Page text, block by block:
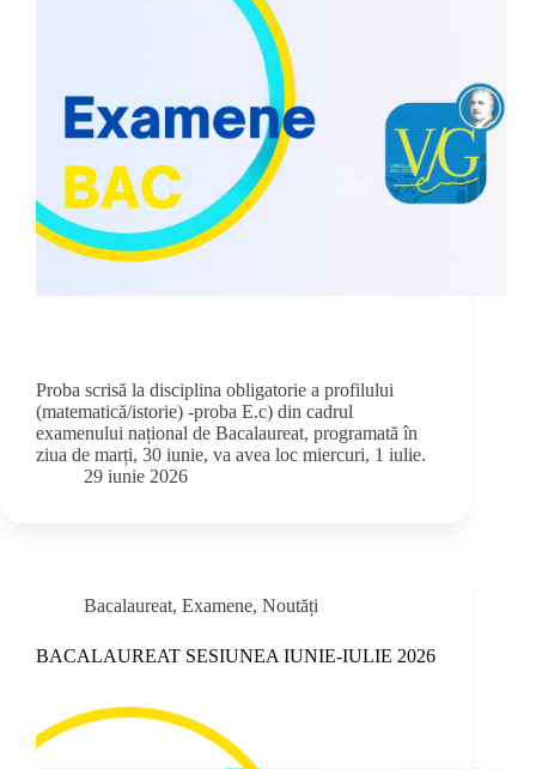
Proba scrisă la disciplina obligatorie a profilului
(matematică/istorie) -proba E.c) din cadrul
examenului național de Bacalaureat, programată în
ziua de marți, 30 iunie, va avea loc miercuri, 1 iulie.
29 iunie 2026
Bacalaureat, Examene, Noutăți
BACALAUREAT SESIUNEA IUNIE-IULIE 2026